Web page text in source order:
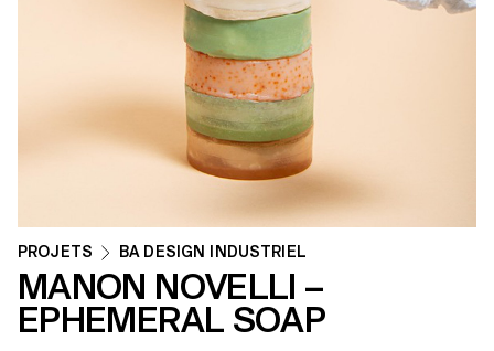
PROJETS BA DESIGN INDUSTRIEL
MANON NOVELLI –
EPHEMERAL SOAP